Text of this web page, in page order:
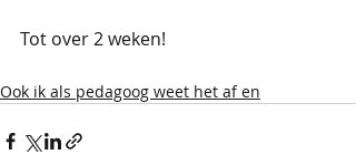
Tot over 2 weken!
Ook ik als pedagoog weet het af en